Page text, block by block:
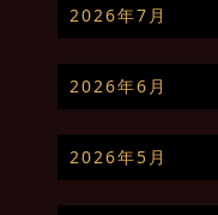
2026年7月
2026年6月
2026年5月